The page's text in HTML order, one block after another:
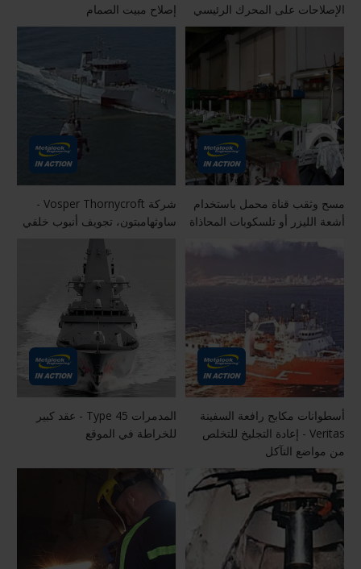
شركة Vosper Thornycroft -
ساوثهامبتون، تجويف أنبوب خلفي
أسطوانات مكابح رافعة السفينة
Veritas - إعادة التجليخ للتخلص
من مواضع التآكل
المدمرات Type 45 - عقد كبير
للخراطة في الموقع
الإصلاحات على المحرك الرئيسي إصلاح مبيت الصمام
مسح وثقب قناة محمل باستخدام
أشعة الليزر أو تلسكوبات المحاذاة